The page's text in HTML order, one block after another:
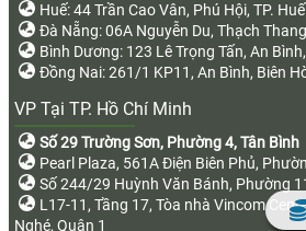
Huế: 44 Trần Cao Vân, Phú Hội, TP. Huế
Đà Nẵng: 06A Nguyễn Du, Thạch
Bình Dương: 123 Lê Trọng Tấn, An
Đồng Nai: 261/1 KP11, An Bình, Biên
VP Tại TP. Hồ Chí Minh
Số 29 Trường Sơn, Phường 4, Tân Bình
Pearl Plaza, 561A Điện Biên Phủ,
Số 244/29 Huỳnh Văn Bánh, Phường
L17-11, Tầng 17, Tòa nhà Vincom
Nghé, Quận 1